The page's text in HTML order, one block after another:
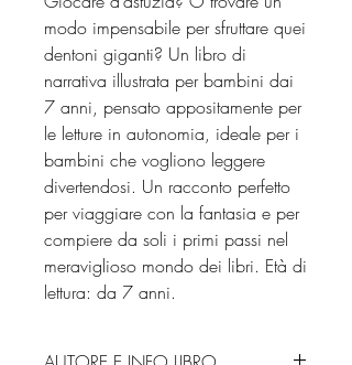
modo impensabile per sfruttare quei
dentoni giganti? Un libro di
narrativa illustrata per bambini dai
7 anni, pensato appositamente per
le letture in autonomia, ideale per i
bambini che vogliono leggere
divertendosi. Un racconto perfetto
per viaggiare con la fantasia e per
compiere da soli i primi passi nel
meraviglioso mondo dei libri. Età di
lettura: da 7 anni.